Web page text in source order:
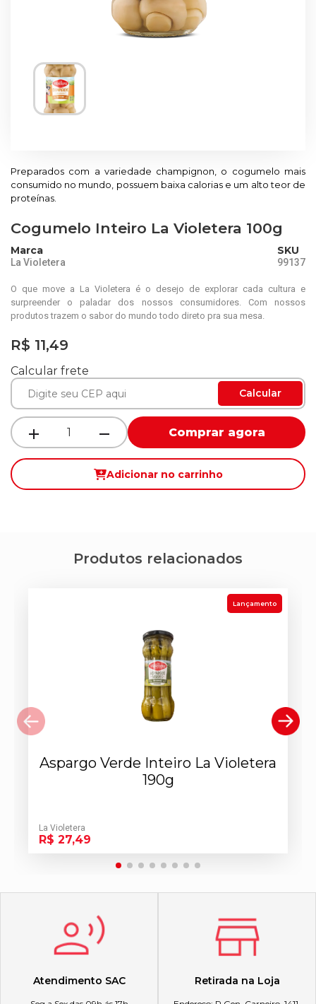
Preparados com a variedade champignon, o cogumelo mais
consumido no mundo, possuem baixa calorias e um alto teor de
proteínas.
Cogumelo Inteiro La Violetera 100g
Marca
La Violetera
SKU
99137
O que move a La Violetera é o desejo de explorar cada cultura e
surpreender o paladar dos nossos consumidores. Com nossos
produtos trazem o sabor do mundo todo direto pra sua mesa.
R$ 11,49
Calcular frete
Calcular
Comprar agora
Adicionar no carrinho
Produtos relacionados
Lançamento
Aspargo Verde Inteiro La Violetera
190g
La Violetera
R$ 27,49
Atendimento SAC Retirada na Loja